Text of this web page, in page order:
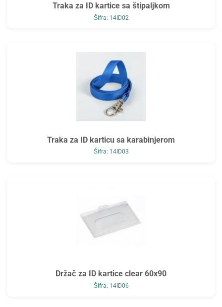
Traka za ID kartice sa štipaljkom
Šifra: 14ID02
Traka za ID karticu sa karabinjerom
Šifra: 14ID03
Držač za ID kartice clear 60x90
Šifra: 14ID06